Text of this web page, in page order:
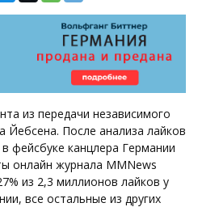
из передачи независимого
Йебсена. После анализа лайков
фейсбуке канцлера Германии
онлайн журнала MMNews
из 2,3 миллионов лайков у
все остальные из других